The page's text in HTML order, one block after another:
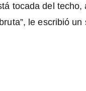
tocada del techo,
le escribió un